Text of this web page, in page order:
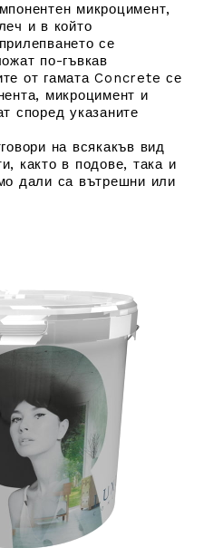
микроцимент,
и в който
се
по-гъвкав
от гамата Concrete се
микроцимент и
според указаните
на всякакъв вид
както в подове, така и
дали са вътрешни или